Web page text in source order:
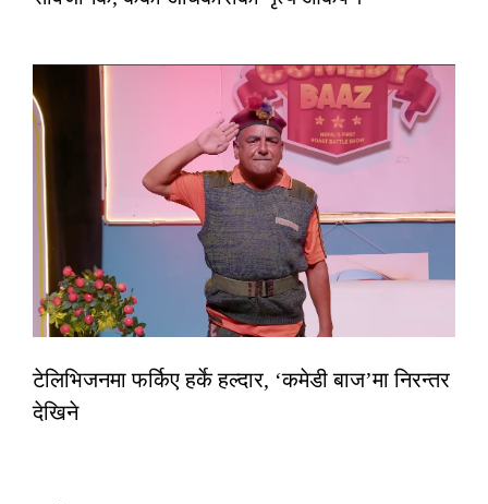
टेलिभिजनमा फर्किए हर्के हल्दार, ‘कमेडी बाज’मा निरन्तर
देखिने